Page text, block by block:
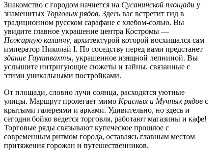
Знакомство с городом начнется на Сусанинской площади у
знаменитых Торговых рядов. Здесь вас встретит гид в
традиционном русском сарафане с хлебом-солью. Вы
увидите главное украшение центра Костромы —
Пожарную каланчу, архитектурой которой восхищался сам
император Николай I. По соседству перед вами предстанет
здание Гауптвахты, украшенное изящной лепниной. Вы
услышите интригующие сюжеты и тайны, связанные с
этими уникальными постройками.
От площади, словно лучи солнца, расходятся уютные
улицы. Маршрут пролегает мимо Красных и Мучных рядов с
крытыми галереями и арками. Удивительно, но здесь и
сегодня бойко ведется торговля, работают магазины и кафе!
Торговые ряды связывают купеческое прошлое с
современным ритмом города, оставаясь главным местом
притяжения горожан и путешественников.